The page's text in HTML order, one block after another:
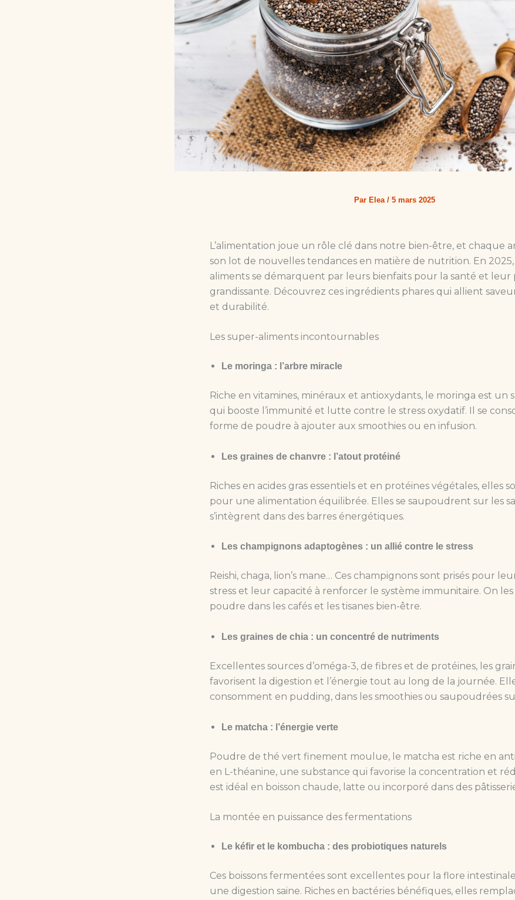
Par Elea / 5 mars 2025
L’alimentation joue un rôle clé dans notre bien-être, et chaque
son lot de nouvelles tendances en matière de nutrition. En
aliments se démarquent par leurs bienfaits pour la santé et
grandissante. Découvrez ces ingrédients phares qui allient
et durabilité.
Les super-aliments incontournables
Le moringa : l’arbre miracle
Riche en vitamines, minéraux et antioxydants, le moringa est un
qui booste l’immunité et lutte contre le stress oxydatif. Il se
forme de poudre à ajouter aux smoothies ou en infusion.
Les graines de chanvre : l’atout protéiné
Riches en acides gras essentiels et en protéines végétales, elles
pour une alimentation équilibrée. Elles se saupoudrent sur les
s’intègrent dans des barres énergétiques.
Les champignons adaptogènes : un allié contre le stress
Reishi, chaga, lion’s mane… Ces champignons sont prisés pour
stress et leur capacité à renforcer le système immunitaire. On
poudre dans les cafés et les tisanes bien-être.
Les graines de chia : un concentré de nutriments
Excellentes sources d’oméga-3, de fibres et de protéines, les
favorisent la digestion et l’énergie tout au long de la journée.
consomment en pudding, dans les smoothies ou saupoudrées
Le matcha : l’énergie verte
Poudre de thé vert finement moulue, le matcha est riche en
en L-théanine, une substance qui favorise la concentration et
est idéal en boisson chaude, latte ou incorporé dans des
La montée en puissance des fermentations
Le kéfir et le kombucha : des probiotiques naturels
Ces boissons fermentées sont excellentes pour la flore
une digestion saine. Riches en bactéries bénéfiques, elles